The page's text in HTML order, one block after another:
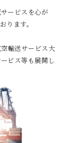
ービスを心が
ります。
輸送サービス大
ビス等も展開し